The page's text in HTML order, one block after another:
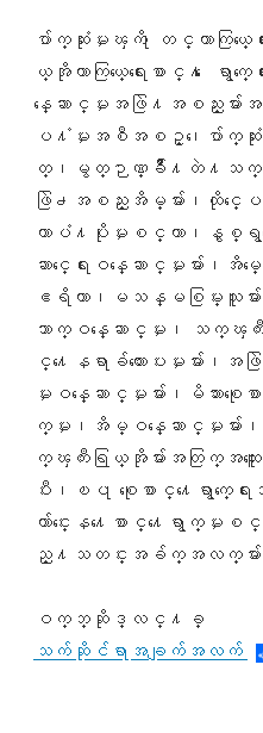
ေပ်ာက္ဆံုးမႈၾကိ ုတင္ကာကြယ္ေ
ယ္အိုကာကြယ္ေရးေစာင္႔ ေရွာ
န္ေဆာင္မႈအဖြဲ႔အစည္းမ်ား
ပ႔ံမႈအစီအစဥ္၊ေပ်ာက္ဆံု
တ္၊မွတ္ဉာဏ္ခ်ိဳ႔တဲ႔သက္ ၾ
ဖြဲ႕အစည္းအိမ္မ်ား၊ထိုင္ေပ
ဟာပံ႔ပိုးမႈစင္တာ၊နွစ္ရွ
ဆာင္ေရးဝန္ေဆာင္မႈမ်ား၊အိ
ဧရိယာ၊မသန္မစြမ္းသူမ်ား
သာက္ဝန္ေဆာင္မႈ၊ သက္ၾကီ
င္႔ေနရာခ်ထားေပးမႈမ်ား
မႈဝန္ေဆာင္မႈမ်ား၊မိသားစုေ
က္မႈ၊အိမ္ဝန္ေဆာင္မႈမ်
က္ၾကီးရြယ္အိုမ်ားအတြက္အထူး
ပီး၊ၿပ ုစုေစာင္႔ေရွာက္ေ
က်ာင္းေန႔ေစာင္႔ေရွာက္မ
ည္႔သတင္းအခ်က္အလက္မ်ား
ဝက္ဘ္ဆိုဒ္လင္႔ခ္
သက်ဆိုင်ရာအချက်အလက်